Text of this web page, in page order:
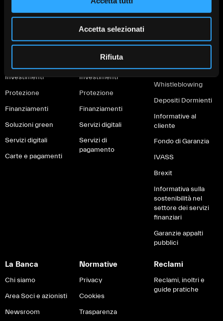
Accetta selezionati
Rifiuta
privati
Investimenti
Protezione
Finanziamenti
Soluzioni green
Servizi digitali
Carte e pagamenti
imprese
Conti correnti
Investimenti
Protezione
Finanziamenti
Servizi digitali
Servizi di
pagamento
La Banca
Chi siamo
Area Soci e azionisti
Newsroom
Normative
Privacy
Cookies
Trasparenza
Reclami
Reclami, inoltri e
guide pratiche
MiFID e Finanza
Whistleblowing
Depositi Dormienti
Informative al
cliente
Fondo di Garanzia
IVASS
Brexit
Informativa sulla
sostenibilità nel
settore dei servizi
finanziari
Garanzie appalti
pubblici